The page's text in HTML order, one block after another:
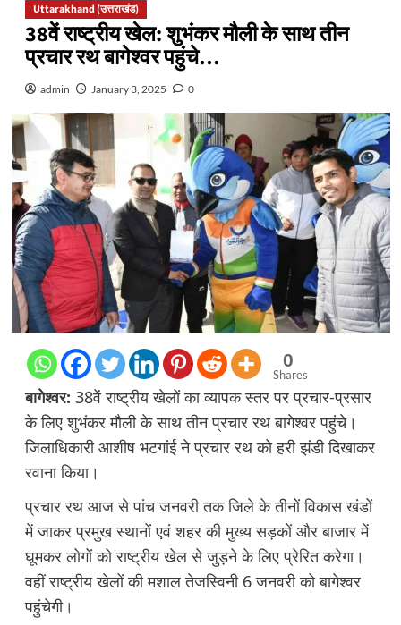
Uttarakhand (उत्तराखंड)
38वें राष्ट्रीय खेल: शुभंकर मौली के साथ तीन
प्रचार रथ बागेश्वर पहुंचे…
admin January 3, 2025 0
0
Shares
बागेश्वर: 38वें राष्ट्रीय खेलों का व्यापक स्तर पर प्रचार-प्रसार
के लिए शुभंकर मौली के साथ तीन प्रचार रथ बागेश्वर पहुंचे।
जिलाधिकारी आशीष भटगांई ने प्रचार रथ को हरी झंडी दिखाकर
रवाना किया।
प्रचार रथ आज से पांच जनवरी तक जिले के तीनों विकास खंडों
में जाकर प्रमुख स्थानों एवं शहर की मुख्य सड़कों और बाजार में
घूमकर लोगों को राष्ट्रीय खेल से जुड़ने के लिए प्रेरित करेगा।
वहीं राष्ट्रीय खेलों की मशाल तेजस्विनी 6 जनवरी को बागेश्वर
पहुंचेगी।